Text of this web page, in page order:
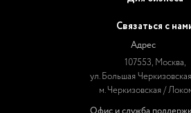
Связаться с
Адрес
107553, Москва,
ул. Большая
м. Черкизовская /